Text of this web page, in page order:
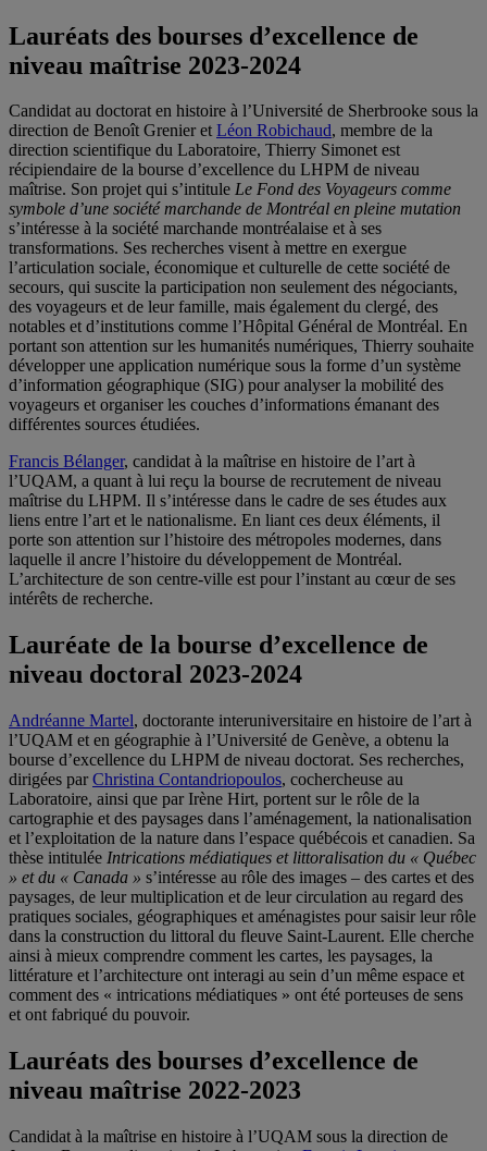
Lauréats des bourses d’excellence de
niveau maîtrise 2023-2024
Candidat au doctorat en histoire à l’Université de Sherbrooke sous la
direction de Benoît Grenier etLéon Robichaud, membre de la
direction scientifique du Laboratoire, Thierry Simonetest
récipiendaire de la bourse d’excellence du LHPM de niveau
maîtrise. Son projet qui s’intitule Le Fond des Voyageurs comme
symbole d’une société marchande de Montréal en pleine mutation
s’intéresse à la société marchande montréalaise et à ses
transformations. Ses recherches visent à mettre en exergue
l’articulation sociale, économique et culturelle de cette société de
secours, qui suscite la participation non seulement des négociants,
des voyageurs et de leur famille, mais également du clergé, des
notables et d’institutions comme l’Hôpital Général de Montréal. En
portant son attention sur les humanités numériques, Thierry souhaite
développer une application numérique sous la forme d’un système
d’information géographique (SIG) pour analyser la mobilité des
voyageurs et organiser les couches d’informations émanant des
différentes sources étudiées.
Francis Bélanger, candidat à la maîtrise en histoire de l’art à
l’UQAM, a quant à lui reçu la bourse de recrutement de niveau
maîtrise du LHPM. Il s’intéresse dans le cadre de ses études aux
liens entre l’art et le nationalisme. En liant ces deux éléments, il
porte son attention sur l’histoire des métropoles modernes, dans
laquelle il ancre l’histoire du développement de Montréal.
L’architecture de son centre-ville est pour l’instant au cœur de ses
intérêts de recherche.
Lauréate de la bourse d’excellence de
niveau doctoral 2023-2024
Andréanne Martel, doctorante interuniversitaire en histoire de l’art à
l’UQAM et en géographie à l’Université de Genève, a obtenu la
bourse d’excellence du LHPM de niveau doctorat. Ses recherches,
dirigées parChristina Contandriopoulos, cochercheuse au
Laboratoire, ainsi que par Irène Hirt, portent sur le rôle de la
cartographie et des paysages dans l’aménagement, la nationalisation
et l’exploitation de la nature dans l’espace québécois et canadien. Sa
thèse intitulée Intrications médiatiques et littoralisation du « Québec
» et du « Canada » s’intéresse au rôle des images – des cartes et des
paysages, de leur multiplication et de leur circulation au regard des
pratiques sociales, géographiques et aménagistes pour saisir leur rôle
dans la construction du littoral du fleuve Saint-Laurent. Elle cherche
ainsi à mieux comprendre comment les cartes, les paysages, la
littérature et l’architecture ont interagi au sein d’un même espace et
comment des « intrications médiatiques » ont été porteuses de sens
et ont fabriqué du pouvoir.
Lauréats des bourses d’excellence de
niveau maîtrise 2022-2023
Candidat à la maîtrise en histoire à l’UQAM sous la direction de